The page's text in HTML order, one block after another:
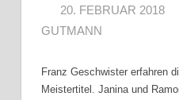
20. FEBRUAR 2018
GUTMANN
Franz Geschwister erfahren
Meistertitel. Janina und